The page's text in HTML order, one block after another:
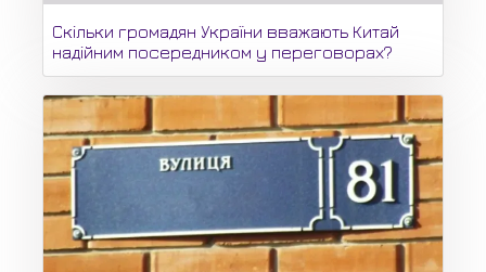
Скільки громадян України вважають Китай
надійним посередником у переговорах?